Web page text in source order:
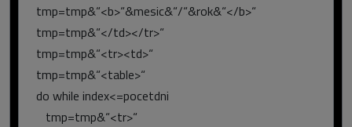
tmp=tmp&“<b>“&mesic&“/“&rok&“</b>“
tmp=tmp&“</td></tr>“
tmp=tmp&“<tr><td>“
tmp=tmp&“<table>“
do while index<=pocetdni
tmp=tmp&“<tr>“